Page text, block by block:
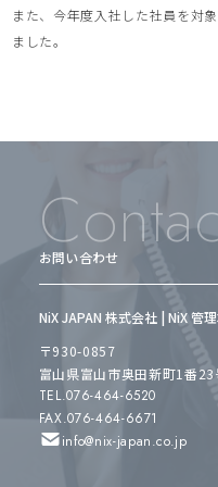
また、今年度入社した社員を対
ました。
お問い合わせ
NiX JAPAN 株式会社 | NiX 管
〒930-0857
富山県富山市奥田新町1番23
TEL.076-464-6520
FAX.076-464-6671
info@nix-japan.co.jp